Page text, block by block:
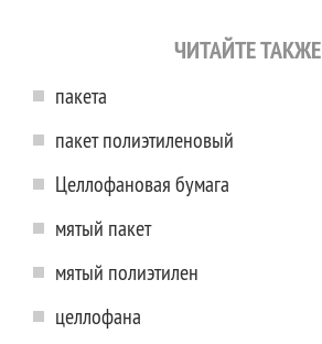
ЧИТАЙТЕ ТАКЖЕ
пакета
пакет полиэтиленовый
Целлофановая бумага
мятый пакет
мятый полиэтилен
целлофана